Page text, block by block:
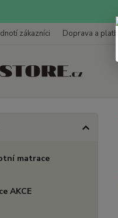
zákazníci Doprava a platba
matrace
AKCE